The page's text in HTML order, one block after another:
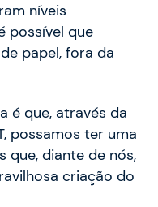
níveis
possível que
papel, fora da
é que, através da
possamos ter uma
que, diante de nós,
criação do